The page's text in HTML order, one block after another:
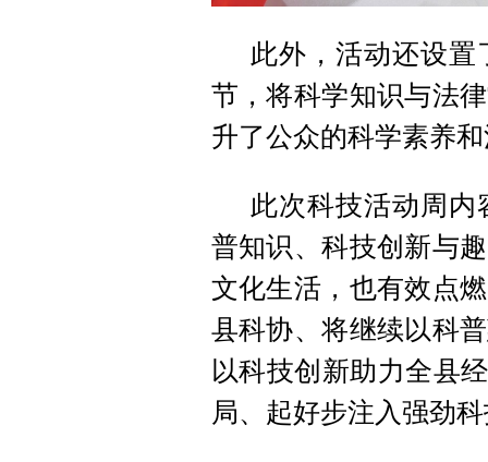
此外，活动还设
节，将科学知识与法
升了公众的科学素养
此次科技活动周
普知识、科技创新与
文化生活，也有效点
县科协、将继续以科
以科技创新助力全县
局、起好步注入强劲